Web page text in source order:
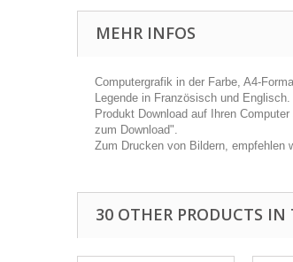
MEHR INFOS
Computergrafik in der Farbe, A4-
Legende in Französisch und Englisch.
Produkt Download auf Ihren
zum Download".
Zum Drucken von Bildern, empfehlen
30 OTHER PRODUCTS IN